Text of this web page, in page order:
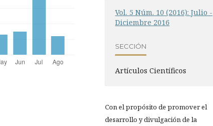
Vol. 5 Núm. 10 (2016): Julio -
Diciembre 2016
SECCIÓN
Artí­culos Científicos
Con el propósito de promover el
desarrollo y divulgación de la